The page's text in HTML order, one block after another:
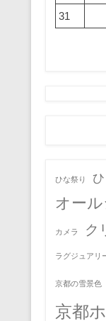
31
ひな祭り
オー
カメラ ク
ラグジュアリ
京都の雪景色
京都